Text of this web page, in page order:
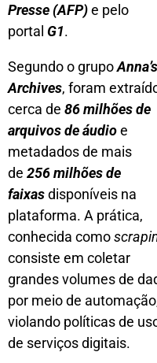
Presse (AFP)e pelo
portal G1.
Segundo o grupoAnna’s
Archives, foram
cerca de 86 milhões de
arquivos de áudioe
metadados de mais
de 256 milhões de
faixasdisponíveis na
plataforma. A prática,
conhecida como
consiste em coletar
grandes volumes de
por meio de
violando políticas de
de serviços digitais.